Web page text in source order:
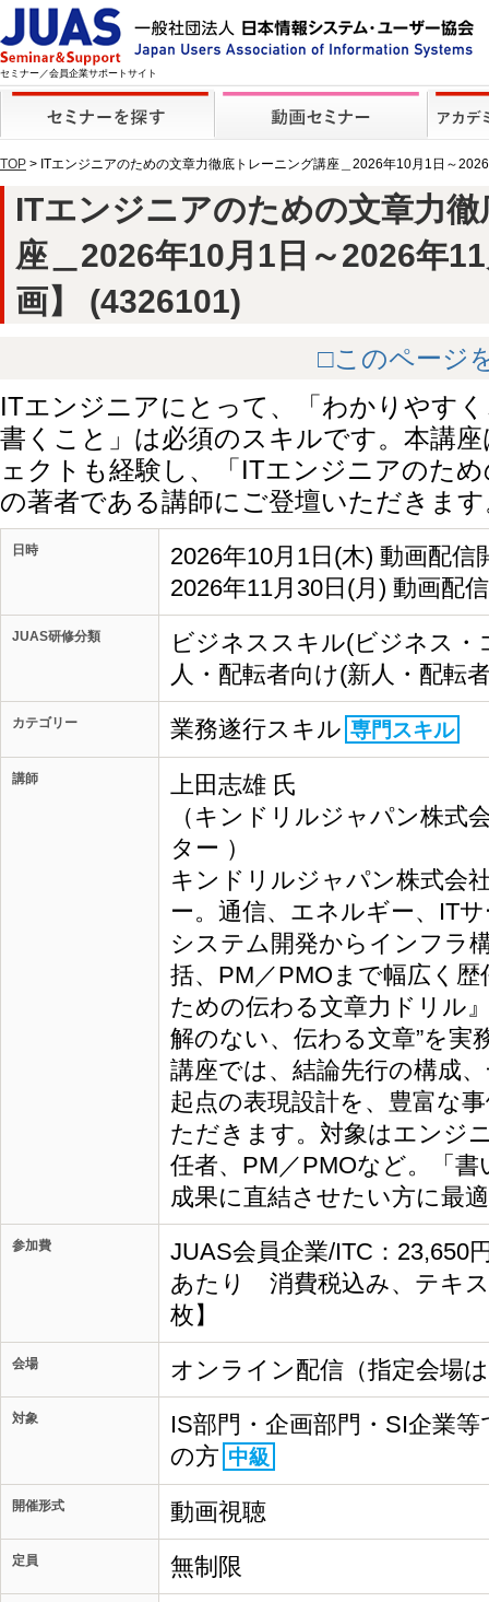
セミナー／会員企業サポートサイト
TOP > ITエンジニアのための文章力徹底トレーニング講座＿2026年10月1日～
ITエンジニアのための文章力
座＿2026年10月1日～2026年
画】 (4326101)
□このページ
ITエンジニアにとって、「わかりやす
書くこと」は必須のスキルです。本講
ェクトも経験し、「ITエンジニアのた
の著者である講師にご登壇いただきま
日時
2026年10月1日(木) 動画配信
2026年11月30日(月) 動画配
JUAS研修分類
ビジネススキル(ビジネス
人・配転者向け(新人・配転
カテゴリー 業務遂行スキル 専門スキル
講師
上田志雄 氏
（キンドリルジャパン株式
ター ）
キンドリルジャパン株式会
ー。通信、エネルギー、IT
システム開発からインフラ
括、PM／PMOまで幅広く
ための伝わる文章力ドリル
解のない、伝わる文章”を実
講座では、結論先行の構成
起点の表現設計を、豊富な
ただきます。対象はエンジ
任者、PM／PMOなど。「
成果に直結させたい方に最
参加費
JUAS会員企業/ITC：23,650
あたり 消費税込み、テキ
枚】
会場 オンライン配信（指定会場
対象
IS部門・企画部門・SI企業
の方 中級
開催形式 動画視聴
定員 無制限